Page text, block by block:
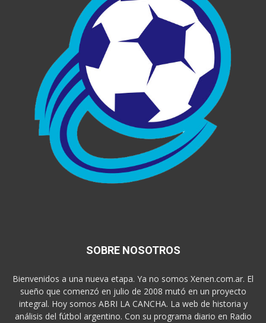
SOBRE NOSOTROS
Bienvenidos a una nueva etapa. Ya no somos Xenen.com.ar. El
sueño que comenzó en julio de 2008 mutó en un proyecto
integral. Hoy somos ABRI LA CANCHA. La web de historia y
análisis del fútbol argentino. Con su programa diario en Radio